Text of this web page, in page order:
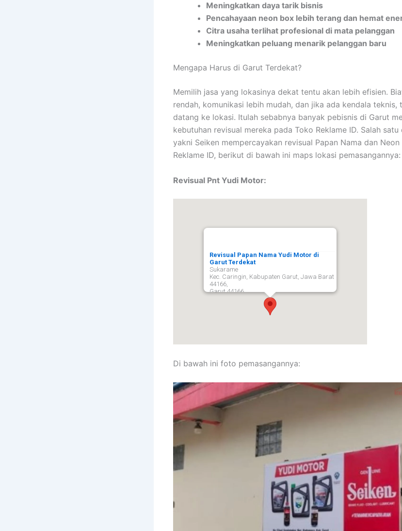
Meningkatkan daya tarik bisnis
Pencahayaan neon box lebih terang dan hemat
Citra usaha terlihat profesional di mata pelanggan
Meningkatkan peluang menarik pelanggan baru
Mengapa Harus di Garut Terdekat?
Memilih jasa yang lokasinya dekat tentu akan lebih efisien.
rendah, komunikasi lebih mudah, dan jika ada kendala teknis,
datang ke lokasi. Itulah sebabnya banyak pebisnis di Garut
kebutuhan revisual mereka pada Toko Reklame ID. Salah
yakni Seiken mempercayakan revisual Papan Nama dan
Reklame ID, berikut di bawah ini maps lokasi pemasangannya:
Revisual Pnt Yudi Motor:
Revisual Papan Nama Yudi Motor di
Garut Terdekat
Sukarame
Kec. Caringin, Kabupaten Garut, Jawa Barat
44166,
Garut 44166
Di bawah ini foto pemasangannya: